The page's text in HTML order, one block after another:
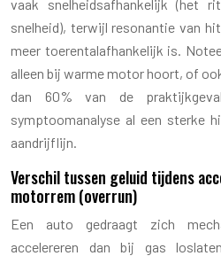
vaak snelheidsafhankelijk (het
snelheid), terwijl resonantie van
meer toerentalafhankelijk is.
alleen bij warme motor hoort, of
dan 60% van de
symptoomanalyse al een sterke
aandrijflijn.
Verschil tussen geluid tijdens
motorrem (overrun)
Een auto gedraagt zich
accelereren dan bij gas